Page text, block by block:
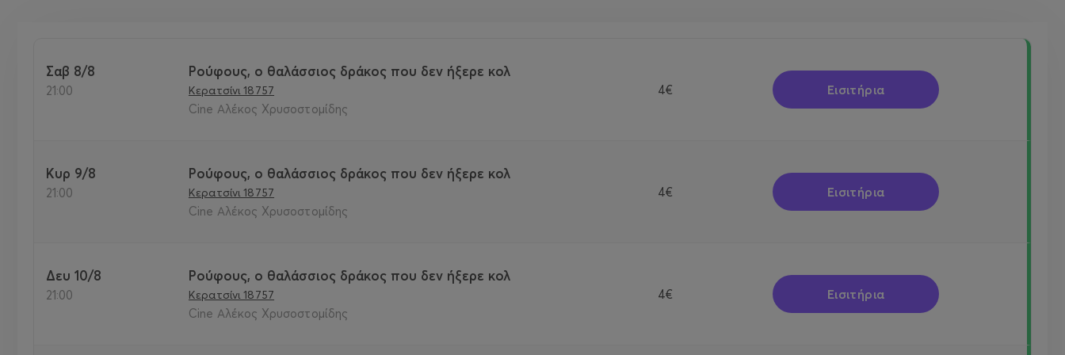
Σαβ 8/8
21:00
Ρούφους, ο θαλάσσιος δράκος που δεν ήξερε κολ
Κερατσίνι 18757
Cine Αλέκος Χρυσοστομίδης
4€ Εισιτήρια
Κυρ 9/8
21:00
Ρούφους, ο θαλάσσιος δράκος που δεν ήξερε κολ
Κερατσίνι 18757
Cine Αλέκος Χρυσοστομίδης
4€ Εισιτήρια
Δευ 10/8
21:00
Ρούφους, ο θαλάσσιος δράκος που δεν ήξερε κολ
Κερατσίνι 18757
Cine Αλέκος Χρυσοστομίδης
4€ Εισιτήρια